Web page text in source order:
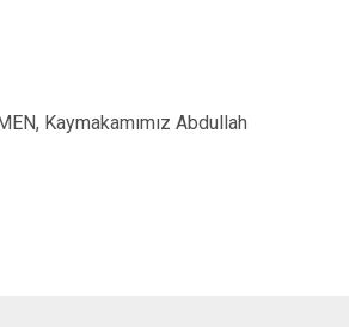
Kaymakamımız Abdullah